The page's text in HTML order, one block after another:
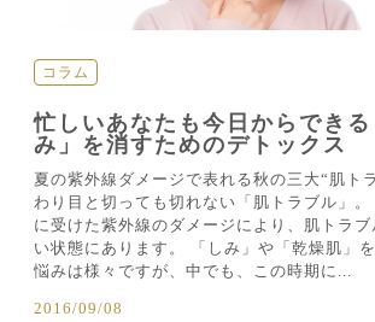
コラム
忙しいあなたも今日からでき
み」を消すためのデトックス
夏の紫外線ダメージで表れる秋の三大“肌ト
わり目と切っても切れない「肌トラブル」
に受けた紫外線のダメージにより、肌トラ
い状態にあります。 「しみ」や「乾燥肌」
悩みは様々ですが、中でも、この時期に...
2016/09/08